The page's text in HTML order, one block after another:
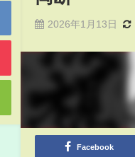
2026年1月13日
Facebook